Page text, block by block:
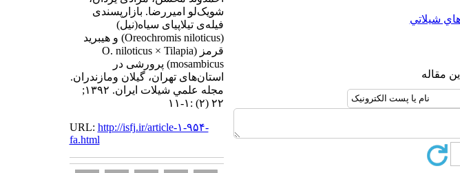
شيلاتي
مقاله
شویک‌لو امیررضا. بازارپسندی
فیله‌ی تیلاپیای سیاه(نیل)
(Oreochromis niloticus) و هیبرید
قرمز (O. niloticus × Tilapia
mosambicus) پرورشی در
استان‌های تهران، گیلان ومازندران.
مجله علمي شيلات ايران. ۱۳۹۲;
۲۲ (۲) :۱-۱۱
URL: http://isfj.ir/article-۱-۹۵۴-
fa.html